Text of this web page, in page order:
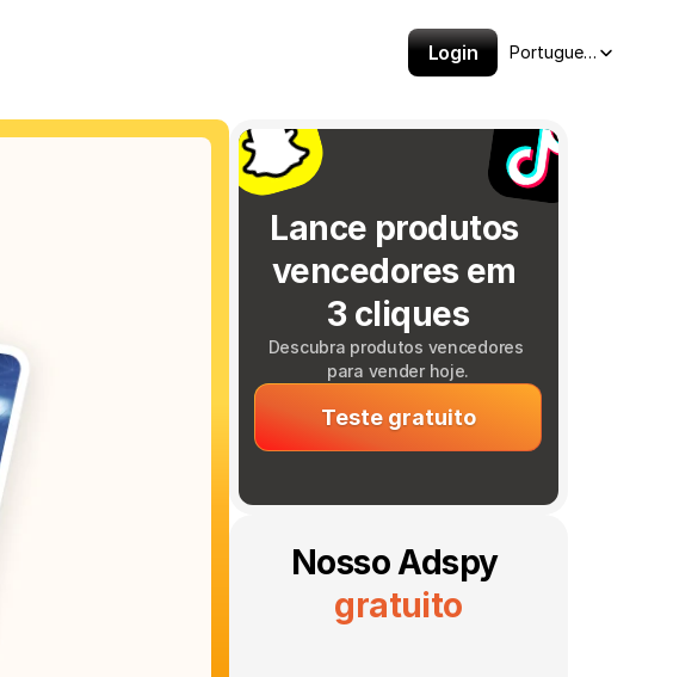
Login
Select Language
Portuguese (Brazil)
Lance produtos
vencedores em
3 cliques
Descubra produtos vencedores
para vender hoje.
Teste gratuito
Nosso Adspy
gratuito